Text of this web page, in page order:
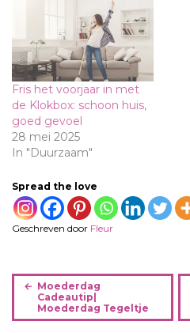
Fris het voorjaar in met
de Klokbox: schoon huis,
goed gevoel
28 mei 2025
In "Duurzaam"
Spread the love
Geschreven door Fleur
B
r
Moederdag
Cadeautip|
Moederdag Tegeltje